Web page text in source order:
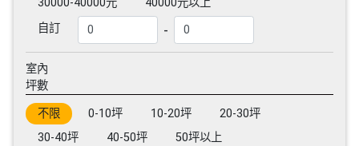
自訂
-
室內
坪數
不限 0-10坪 10-20坪
20-30坪
30-40坪
40-50坪
50坪以上